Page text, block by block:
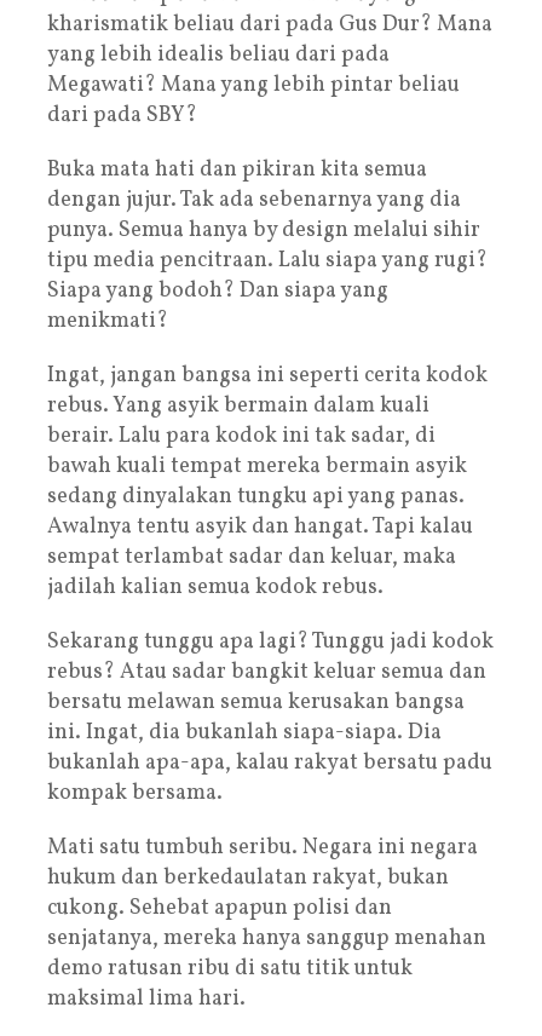
kharismatik beliau dari pada Gus Dur? Mana
yang lebih idealis beliau dari pada
Megawati? Mana yang lebih pintar beliau
dari pada SBY?
Buka mata hati dan pikiran kita semua
dengan jujur. Tak ada sebenarnya yang dia
punya. Semua hanya by design melalui sihir
tipu media pencitraan. Lalu siapa yang rugi?
Siapa yang bodoh? Dan siapa yang
menikmati?
Ingat, jangan bangsa ini seperti cerita kodok
rebus. Yang asyik bermain dalam kuali
berair. Lalu para kodok ini tak sadar, di
bawah kuali tempat mereka bermain asyik
sedang dinyalakan tungku api yang panas.
Awalnya tentu asyik dan hangat. Tapi kalau
sempat terlambat sadar dan keluar, maka
jadilah kalian semua kodok rebus.
Sekarang tunggu apa lagi? Tunggu jadi kodok
rebus? Atau sadar bangkit keluar semua dan
bersatu melawan semua kerusakan bangsa
ini. Ingat, dia bukanlah siapa-siapa. Dia
bukanlah apa-apa, kalau rakyat bersatu padu
kompak bersama.
Mati satu tumbuh seribu. Negara ini negara
hukum dan berkedaulatan rakyat, bukan
cukong. Sehebat apapun polisi dan
senjatanya, mereka hanya sanggup menahan
demo ratusan ribu di satu titik untuk
maksimal lima hari.